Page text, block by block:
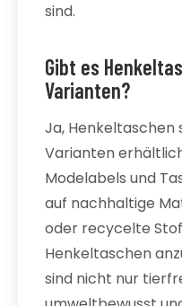
sind.
Gibt es
Varianten?
Ja, Henkeltaschen
Varianten
Modelabels und
auf nachhaltige
oder recycelte
Henkeltaschen
sind nicht nur